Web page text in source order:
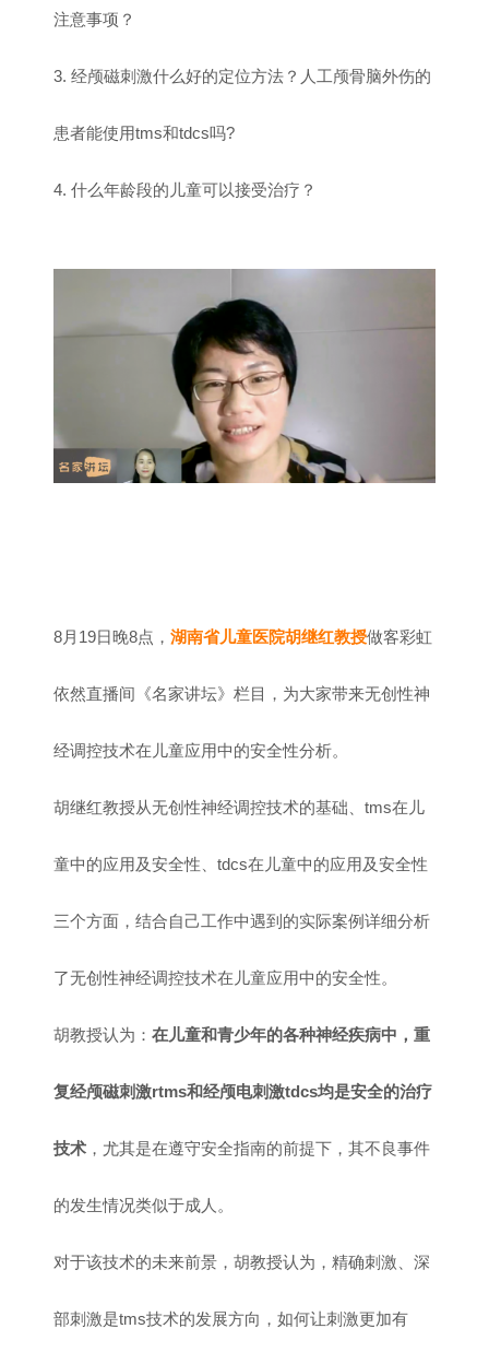
注意事项？
3. 经颅磁刺激什么好的定位方法？人工颅骨脑外伤的
患者能使用tms和tdcs吗?
4. 什么年龄段的儿童可以接受治疗？
8月19日晚8点，湖南省儿童医院胡继红教授做客彩虹
依然直播间《名家讲坛》栏目，为大家带来无创性神
经调控技术在儿童应用中的安全性分析。
胡继红教授从无创性神经调控技术的基础、tms在儿
童中的应用及安全性、tdcs在儿童中的应用及安全性
三个方面，结合自己工作中遇到的实际案例详细分析
了无创性神经调控技术在儿童应用中的安全性。
胡教授认为：在儿童和青少年的各种神经疾病中，重
复经颅磁刺激rtms和经颅电刺激tdcs均是安全的治疗
技术 ，尤其是在遵守安全指南的前提下，其不良事件
的发生情况类似于成人。
对于该技术的未来前景，胡教授认为，精确刺激、深
部刺激是tms技术的发展方向，如何让刺激更加有